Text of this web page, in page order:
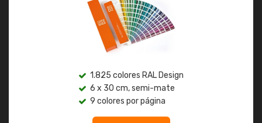
1.825 colores RAL Design
6 x 30 cm, semi-mate
9 colores por página